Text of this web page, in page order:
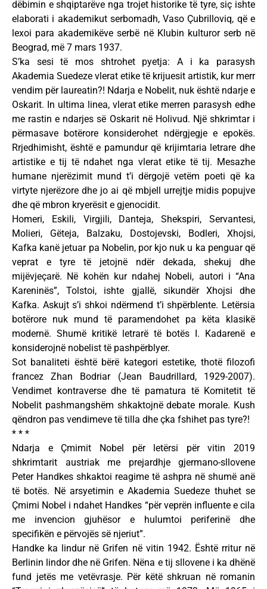
dëbimin e shqiptarëve nga trojet historike të tyre, siç ishte
elaborati i akademikut serbomadh, Vaso Çubrilloviq, që e
lexoi para akademikëve serbë në Klubin kulturor serb në
Beograd, më 7 mars 1937.
S’ka sesi të mos shtrohet pyetja: A i ka parasysh
Akademia Suedeze vlerat etike të krijuesit artistik, kur merr
vendim për laureatin?! Ndarja e Nobelit, nuk është ndarje e
Oskarit. In ultima linea, vlerat etike merren parasysh edhe
me rastin e ndarjes së Oskarit në Holivud. Një shkrimtar i
përmasave botërore konsiderohet ndërgjegje e epokës.
Rrjedhimisht, është e pamundur që krijimtaria letrare dhe
artistike e tij të ndahet nga vlerat etike të tij. Mesazhe
humane njerëzimit mund t’i dërgojë vetëm poeti që ka
virtyte njerëzore dhe jo ai që mbjell urrejtje midis popujve
dhe që mbron kryerësit e gjenocidit.
Homeri, Eskili, Virgjili, Danteja, Shekspiri, Servantesi,
Molieri, Gëteja, Balzaku, Dostojevski, Bodleri, Xhojsi,
Kafka kanë jetuar pa Nobelin, por kjo nuk u ka penguar që
veprat e tyre të jetojnë ndër dekada, shekuj dhe
mijëvjeçarë. Në kohën kur ndahej Nobeli, autori i “Ana
Kareninës”, Tolstoi, ishte gjallë, sikundër Xhojsi dhe
Kafka. Askujt s’i shkoi ndërmend t’i shpërblente. Letërsia
botërore nuk mund të paramendohet pa këta klasikë
modernë. Shumë kritikë letrarë të botës I. Kadarenë e
konsiderojnë nobelist të pashpërblyer.
Sot banaliteti është bërë kategori estetike, thotë filozofi
francez Zhan Bodriar (Jean Baudrillard, 1929-2007).
Vendimet kontraverse dhe të pamatura të Komitetit të
Nobelit pashmangshëm shkaktojnë debate morale. Kush
qëndron pas vendimeve të tilla dhe çka fshihet pas tyre?!
* * *
Ndarja e Çmimit Nobel për letërsi për vitin 2019
shkrimtarit austriak me prejardhje gjermano-sllovene
Peter Handkes shkaktoi reagime të ashpra në shumë anë
të botës. Në arsyetimin e Akademia Suedeze thuhet se
Çmimi Nobel i ndahet Handkes “për veprën influente e cila
me invencion gjuhësor e hulumtoi periferinë dhe
specifikën e përvojës së njeriut”.
Handke ka lindur në Grifen në vitin 1942. Është rritur në
Berlinin lindor dhe në Grifen. Nëna e tij sllovene i ka dhënë
fund jetës me vetëvrasje. Për këtë shkruan në romanin